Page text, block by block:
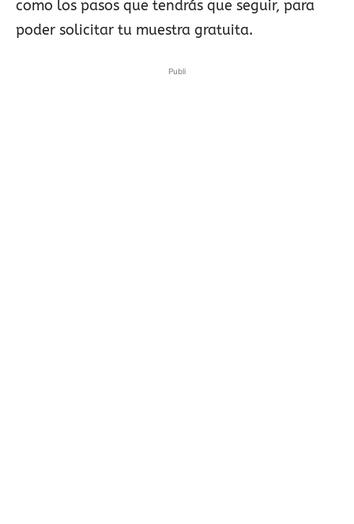
como los pasos que tendrás que seguir, para
poder solicitar tu muestra gratuita.
Publi